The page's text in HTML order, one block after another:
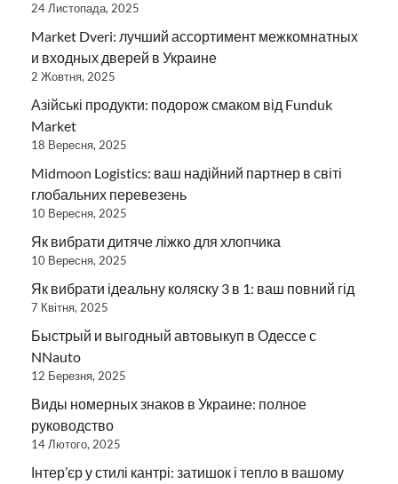
24 Листопада, 2025
Market Dveri: лучший ассортимент межкомнатных
и входных дверей в Украине
2 Жовтня, 2025
Азійські продукти: подорож смаком від Funduk
Market
18 Вересня, 2025
Midmoon Logistics: ваш надійний партнер в світі
глобальних перевезень
10 Вересня, 2025
Як вибрати дитяче ліжко для хлопчика
10 Вересня, 2025
Як вибрати ідеальну коляску 3 в 1: ваш повний гід
7 Квітня, 2025
Быстрый и выгодный автовыкуп в Одессе с
NNauto
12 Березня, 2025
Виды номерных знаков в Украине: полное
руководство
14 Лютого, 2025
Інтер’єр у стилі кантрі: затишок і тепло в вашому